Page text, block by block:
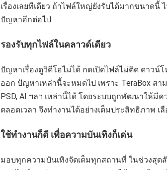
เรื่องเลยทีเดียว ถ้าไฟล์ใหญ่ยังรับได้มากขนาดนี้
ปัญหาอีกต่อไป
รองรับทุกไฟล์ในคลาวด์เดียว
ปัญหาเรื่องดูวิดีโอไม่ได้ กดเปิดไฟล์ไม่ติด ดาวน์
ออก ปัญหาเหล่านี้จะหมดไป เพราะ TeraBox สา
PSD, AI ฯลฯ เหล่านี้ได้ โดยระบบถูกพัฒนาให้มี
ตลอดเวลา จึงทำงานได้อย่างเต็มประสิทธิภาพ เ
ใช้ทำงานก็ดี เพื่อความบันเทิงก็เด่น
มอบทุกความบันเทิงจัดเต็มทุกสถานที่ ในช่วงสุ